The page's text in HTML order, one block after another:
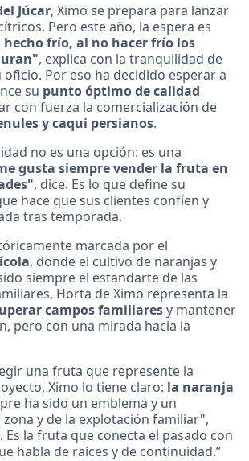
Júcar, Ximo se prepara para lanzar
Pero este año, la espera es
hecho frío, al no hacer frío los
, explica con la tranquilidad de
oficio. Por eso ha decidido esperar a
su punto óptimo de calidad
con fuerza la comercialización de
y caqui persianos.
no es una opción: es una
gusta siempre vender la fruta en
, dice. Es lo que define su
hace que sus clientes confíen y
tras temporada.
marcada por el
, donde el cultivo de naranjas y
siempre el estandarte de las
Horta de Ximo representa la
campos familiaresy mantener
pero con una mirada hacia la
una fruta que represente la
Ximo lo tiene claro: la naranja
ha sido un emblema y un
y de la explotación familiar",
la fruta que conecta el pasado con
habla de raíces y de continuidad.”